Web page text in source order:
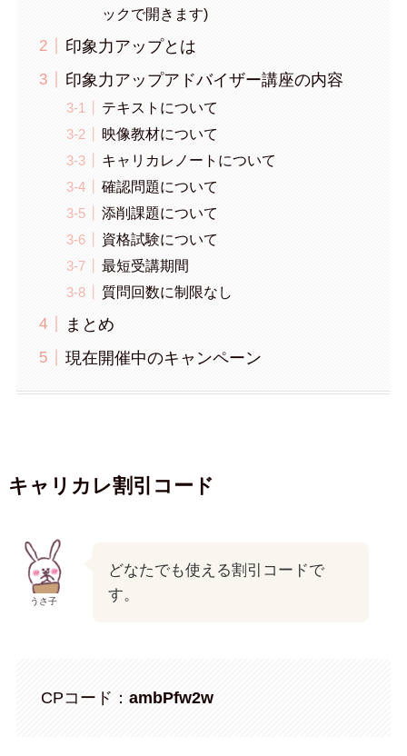
ックで開きます)
印象力アップとは
印象力アップアドバイザー講座の内容
テキストについて
映像教材について
キャリカレノートについて
確認問題について
添削課題について
資格試験について
最短受講期間
質問回数に制限なし
まとめ
現在開催中のキャンペーン
キャリカレ割引コード
うさ子
どなたでも使える割引コードで
す。
CPコード： ambPfw2w